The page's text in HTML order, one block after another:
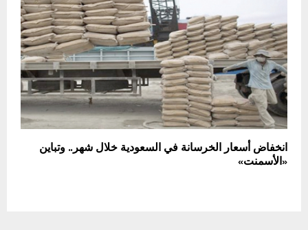
انخفاض أسعار الخرسانة في السعودية خلال شهر.. وتباين
«الأسمنت»